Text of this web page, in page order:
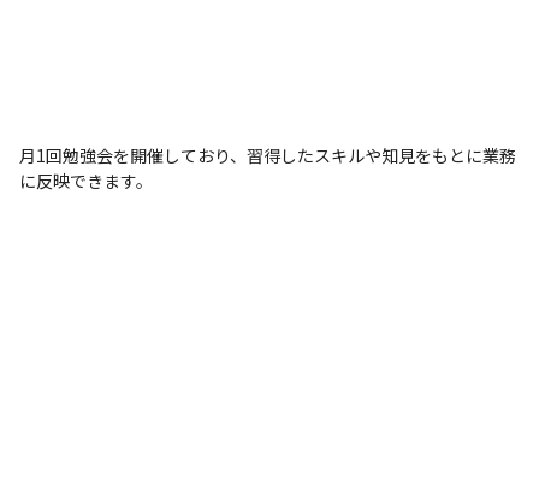
月1回勉強会を開催しており、習得したスキルや知見をもとに業務
に反映できます。